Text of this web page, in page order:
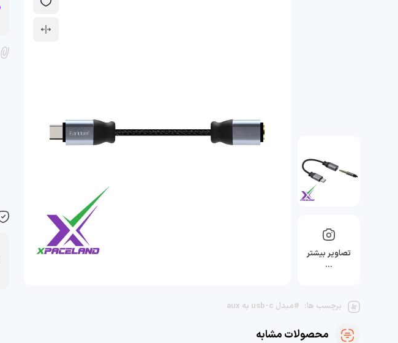
تصاویر بیشتر
…
برچسب ها: #مبدل usb-c به aux
محصولات مشابه